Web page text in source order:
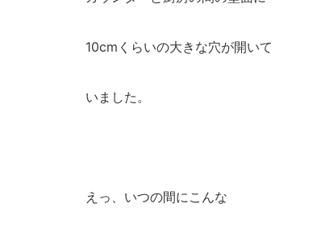
10cmくらいの大きな穴が開いて
いました。
えっ、いつの間にこんな